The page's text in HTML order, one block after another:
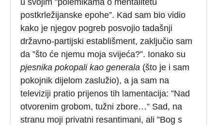
postkrležijanske epohe”. Kad sam bio vidio
kako je njegov pogreb posvojio tadašnji
državno-partijski establišment, zaključio sam
da ”što će njemu moja svijeća?”. Ionako su
pjesnika pokopali kao generala (što je i sam
pokojnik dijelom zaslužio), a ja sam na
televiziji pratio prijenos tih lamentacija: ”Nad
otvorenim grobom, tužni zbore…” Sad, na
stranu moji privatni resantimani, ali ”Bog s